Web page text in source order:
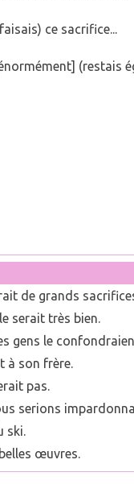
ce sacrifice...
(restais
de grands
serait très bien.
gens le
à son frère.
pas.
serions
ski.
œuvres.